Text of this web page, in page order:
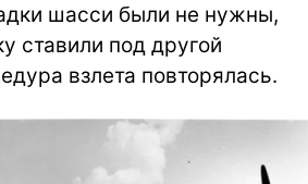
шасси были не нужны,
ставили под другой
взлета повторялась.